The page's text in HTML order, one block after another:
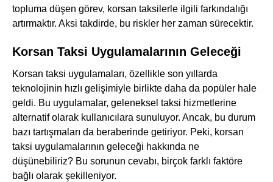
topluma düşen görev, korsan taksilerle ilgili farkındalığı
artırmaktır. Aksi takdirde, bu riskler her zaman sürecektir.
Korsan Taksi Uygulamalarının Geleceği
Korsan taksi uygulamaları, özellikle son yıllarda
teknolojinin hızlı gelişimiyle birlikte daha da popüler hale
geldi. Bu uygulamalar, geleneksel taksi hizmetlerine
alternatif olarak kullanıcılara sunuluyor. Ancak, bu durum
bazı tartışmaları da beraberinde getiriyor. Peki, korsan
taksi uygulamalarının geleceği hakkında ne
düşünebiliriz? Bu sorunun cevabı, birçok farklı faktöre
bağlı olarak şekilleniyor.